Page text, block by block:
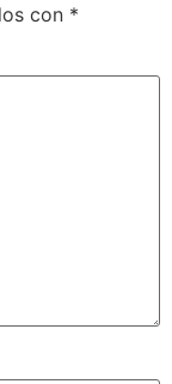
con *